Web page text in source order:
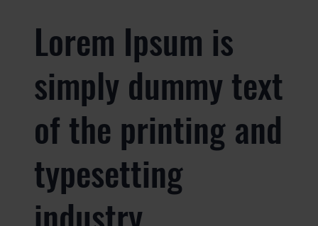
Lorem Ipsum is
simply dummy text
of the printing and
typesetting